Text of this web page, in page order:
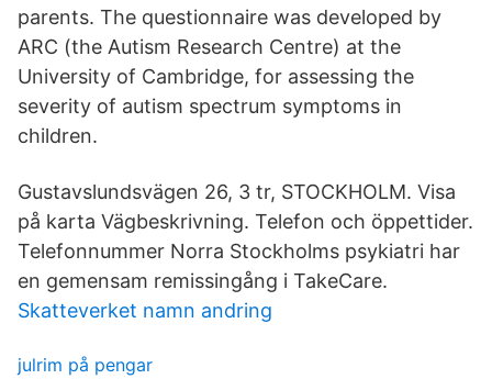
parents. The questionnaire was developed by
ARC (the Autism Research Centre) at the
University of Cambridge, for assessing the
severity of autism spectrum symptoms in
children.
Gustavslundsvägen 26, 3 tr, STOCKHOLM. Visa
på karta Vägbeskrivning. Telefon och öppettider.
Telefonnummer Norra Stockholms psykiatri har
en gemensam remissingång i TakeCare.
Skatteverket namn andring
julrim på pengar